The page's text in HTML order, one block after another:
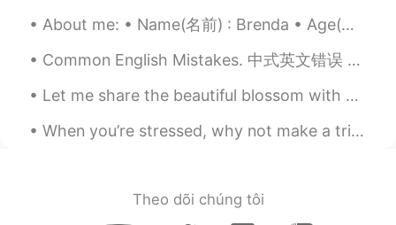
About me: • Name(名前) : Brenda • Age(年齢) : 23 • Where are you from?(出身) : Mexico🇲🇽🌮🥃, but live in ...
Common English Mistakes. 中式英文错误 First. 第一步 不要说firstly！这是英国人说的！我太讨厌！ 这些也可以 First. First off. Fir...
Let me share the beautiful blossom with everyone! If you would like to see photos of me with the ...
When you’re stressed, why not make a trifle at 1am? Which one looks better? The tray? The bowl? ...
Theo dõi chúng tôi